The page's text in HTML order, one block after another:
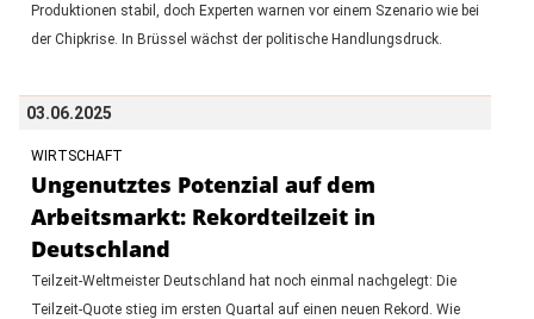
Produktionen stabil, doch Experten warnen vor einem Szenario wie bei
der Chipkrise. In Brüssel wächst der politische Handlungsdruck.
03.06.2025
WIRTSCHAFT
Ungenutztes Potenzial auf dem
Arbeitsmarkt: Rekordteilzeit in
Deutschland
Teilzeit-Weltmeister Deutschland hat noch einmal nachgelegt: Die
Teilzeit-Quote stieg im ersten Quartal auf einen neuen Rekord. Wie